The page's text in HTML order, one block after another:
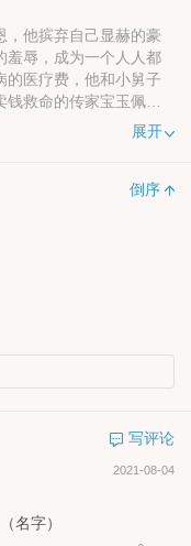
他摈弃自己显赫的豪
羞辱，成为一个人人都
的医疗费，他和小舅子
救命的传家宝玉佩。
。然后，他的一切都发
展开
倒序
写评论
2021-08-04
名字）